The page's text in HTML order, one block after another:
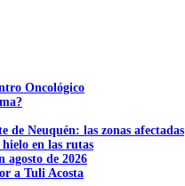
Oncológico
Neuquén: las zonas afectadas
en las rutas
agosto de 2026
a Tuli Acosta